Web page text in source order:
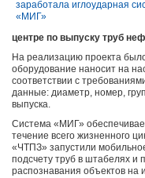
центре по выпуску труб
На реализацию проекта
оборудование наносит на
соответствии с
данные: диаметр, номер,
выпуска.
Система «МИГ»
течение всего жизненного
«ЧТПЗ» запустили
подсчету труб в штабелях и
распознавания объектов на